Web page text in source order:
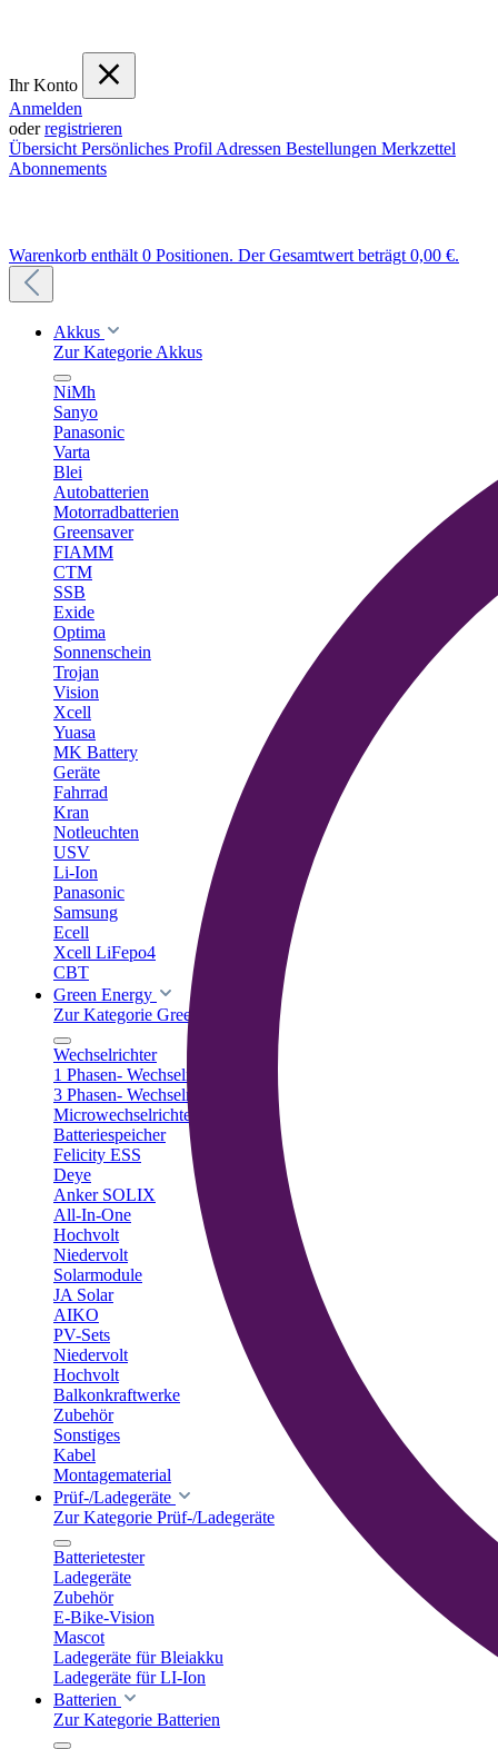
Ihr Konto
Anmelden
oderregistrieren
Übersicht Persönliches Profil Adressen Bestellungen Merkzettel
Abonnements
Warenkorb enthält 0 Positionen. Der Gesamtwert beträgt 0,00 €.
Akkus
Zur Kategorie Akkus
NiMh
Sanyo
Panasonic
Varta
Blei
Autobatterien
Motorradbatterien
Greensaver
FIAMM
CTM
SSB
Exide
Optima
Sonnenschein
Trojan
Vision
Xcell
Yuasa
MK Battery
Geräte
Fahrrad
Kran
Notleuchten
USV
Li-Ion
Panasonic
Samsung
Ecell
Xcell LiFepo4
CBT
Green Energy
Zur Kategorie Green Energy
Wechselrichter
1 Phasen- Wechselrichter
3 Phasen- Wechselrichter
Microwechselrichter
Batteriespeicher
Felicity ESS
Deye
Anker SOLIX
All-In-One
Hochvolt
Niedervolt
Solarmodule
JA Solar
AIKO
PV-Sets
Niedervolt
Hochvolt
Balkonkraftwerke
Zubehör
Sonstiges
Kabel
Montagematerial
Prüf-/Ladegeräte
Zur Kategorie Prüf-/Ladegeräte
Batterietester
Ladegeräte
Zubehör
E-Bike-Vision
Mascot
Ladegeräte für Bleiakku
Ladegeräte für LI-Ion
Batterien
Zur Kategorie Batterien